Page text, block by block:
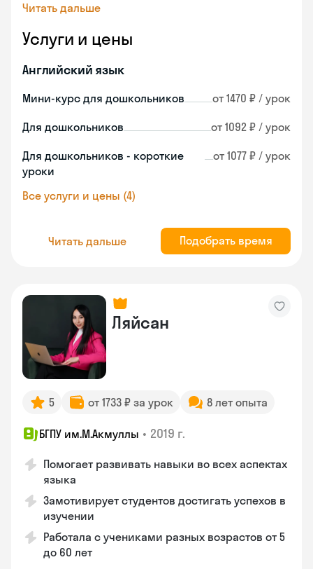
Читать дальше
Услуги и цены
Английский язык
Мини-курс для дошкольников от 1470 ₽ / урок
Для дошкольников от 1092 ₽ / урок
Для дошкольников - короткие
уроки
от 1077 ₽ / урок
Все услуги и цены (4)
Читать дальше Подобрать время
Ляйсан
5 от 1733 ₽ за урок 8 лет опыта
БГПУ им.М.Акмуллы • 2019 г.
Помогает развивать навыки во всех аспектах
языка
Замотивирует студентов достигать успехов в
изучении
Работала с учениками разных возрастов от 5
до 60 лет